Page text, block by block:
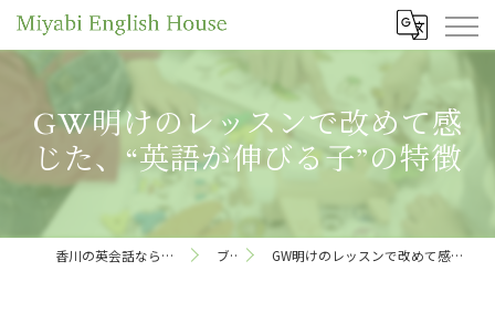
GW明けのレッスンで改めて感
じた、“英語が伸びる子”の特徴
香川の英会話ならMiyabi English House ブログ GW明けのレッスンで改めて感じた、“英語が伸びる子”の特徴